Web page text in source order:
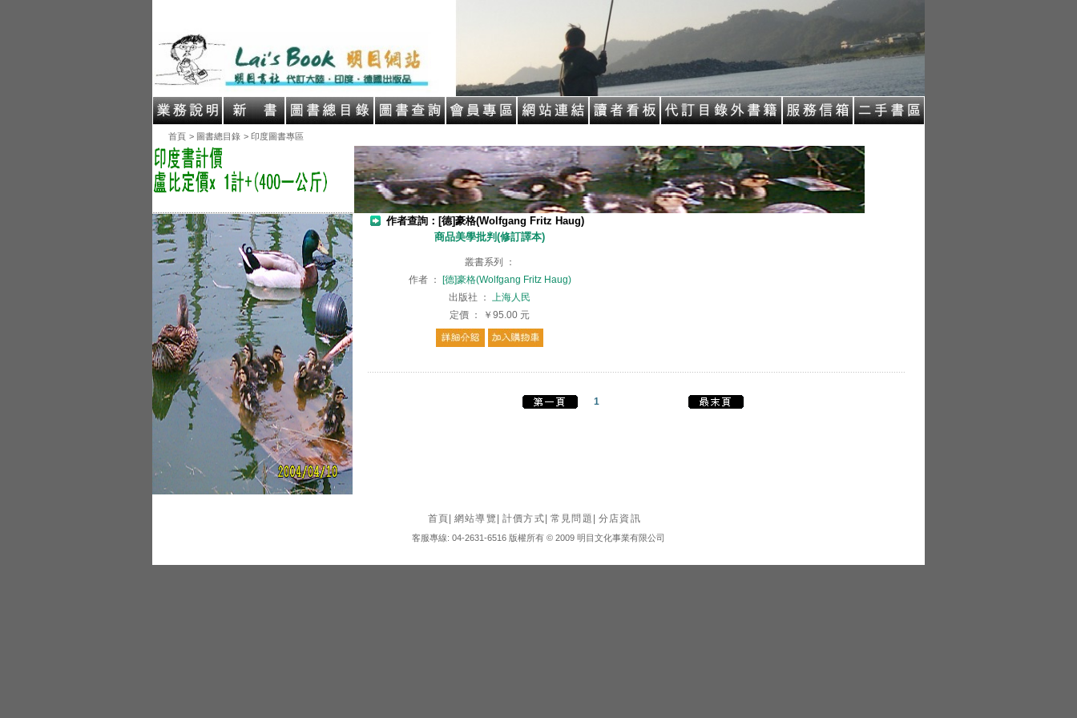
首頁 > 圖書總目錄 > 印度圖書專區
作者查詢：[德]豪格(Wolfgang Fritz Haug)
商品美學批判(修訂譯本)
叢書系列
：
作者
：
[德]豪格(Wolfgang Fritz Haug)
出版社
： 上海人民
定價 ： ￥95.00 元
1
首頁 網站導覽 計價方式 常見問題 分店資訊
客服專線: 04-2631-6516 版權所有 © 2009 明目文化事業有限公司